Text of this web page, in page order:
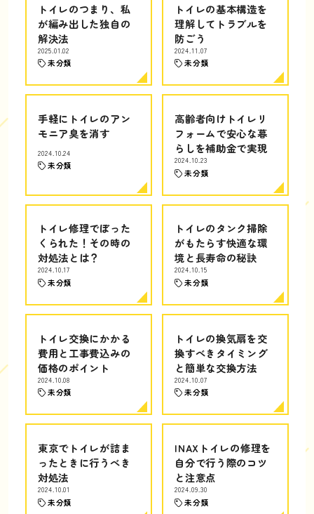
トイレのつまり、私
が編み出した独自の
解決法
2025.01.02
未分類
トイレの基本構造を
理解してトラブルを
防ごう
2024.11.07
未分類
手軽にトイレのアン
モニア臭を消す
2024.10.24
未分類
高齢者向けトイレリ
フォームで安心な暮
らしを補助金で実現
2024.10.23
未分類
トイレ修理でぼった
くられた！その時の
対処法とは？
2024.10.17
未分類
トイレのタンク掃除
がもたらす快適な環
境と長寿命の秘訣
2024.10.15
未分類
トイレ交換にかかる
費用と工事費込みの
価格のポイント
2024.10.08
未分類
トイレの換気扇を交
換すべきタイミング
と簡単な交換方法
2024.10.07
未分類
東京でトイレが詰ま
ったときに行うべき
対処法
2024.10.01
未分類
INAXトイレの修理を
自分で行う際のコツ
と注意点
2024.09.30
未分類